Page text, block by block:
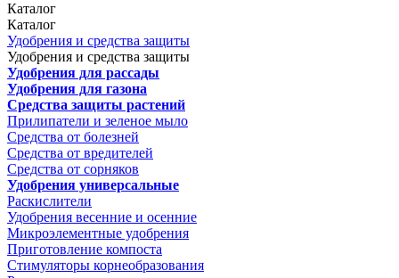
Каталог
Каталог
Удобрения и средства защиты
Удобрения и средства защиты
Удобрения для рассады
Удобрения для газона
Средства защиты растений
Прилипатели и зеленое мыло
Средства от болезней
Средства от вредителей
Средства от сорняков
Удобрения универсальные
Раскислители
Удобрения весенние и осенние
Микроэлементные удобрения
Приготовление компоста
Стимуляторы корнеобразования